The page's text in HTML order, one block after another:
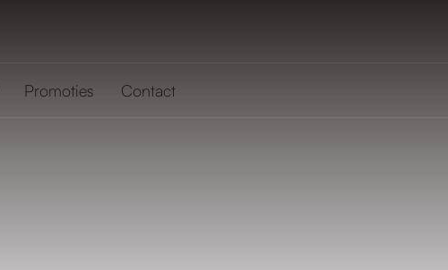
Promoties Contact